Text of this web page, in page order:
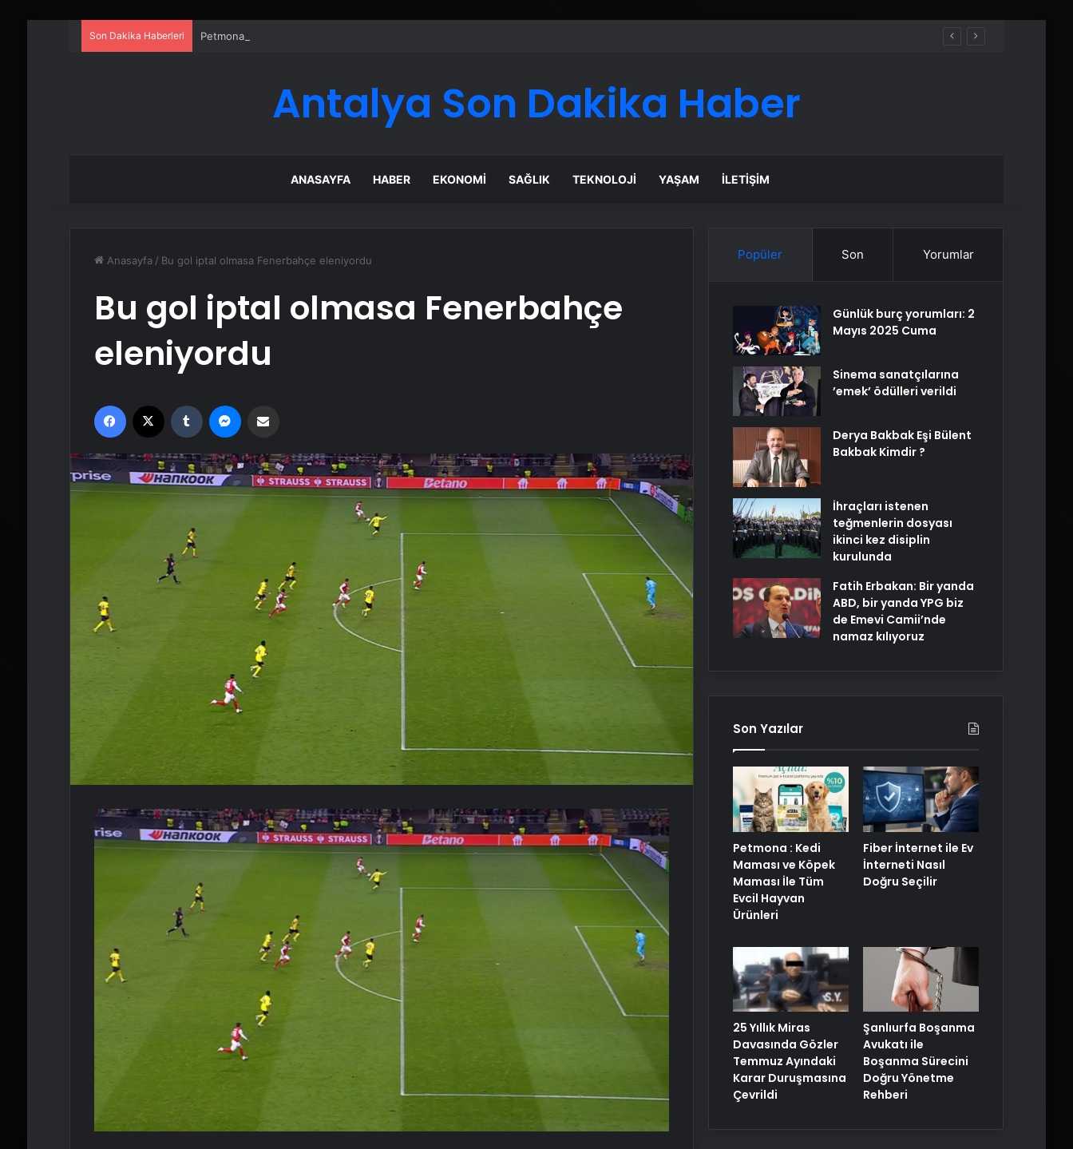
Son Dakika Haberleri Petmona : Kedi Maması ve Köpek Maması İle Tüm Evcil Hayvan Ürünleri
Antalya Son Dakika Haber
ANASAYFA HABER EKONOMI SAĞLIK TEKNOLOJI YAŞAM İLETIŞIM
Anasayfa / Bu gol iptal olmasa Fenerbahçe eleniyordu
Bu gol iptal olmasa Fenerbahçe
eleniyordu
Facebook Tumblr
Popüler Son Yorumlar
Günlük burç yorumları: 2
Mayıs 2025 Cuma
Sinema sanatçılarına
’emek’ ödülleri verildi
Derya Bakbak Eşi Bülent
Bakbak Kimdir ?
İhraçları istenen
teğmenlerin dosyası
ikinci kez disiplin
kurulunda
Fatih Erbakan: Bir yanda
ABD, bir yanda YPG biz
de Emevi Camii’nde
namaz kılıyoruz
Son Yazılar
Petmona : Kedi
Maması ve Köpek
Maması İle Tüm
Evcil Hayvan
Ürünleri
Fiber İnternet ile Ev
İnterneti Nasıl
Doğru Seçilir
25 Yıllık Miras
Davasında Gözler
Temmuz Ayındaki
Karar Duruşmasına
Çevrildi
Şanlıurfa Boşanma
Avukatı ile
Boşanma Sürecini
Doğru Yönetme
Rehberi